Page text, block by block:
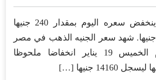
الجنيه الذهب ينخفض سعره اليوم بمقدار 240 جنيها
ليسجل 14160 جنيها. شهد سعر الجنيه الذهب في مصر
بتعاملات اليوم الخميس 19 يناير انخفاضا ملحوظا